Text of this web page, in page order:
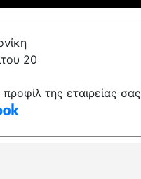
20
προφίλ της εταιρείας σας